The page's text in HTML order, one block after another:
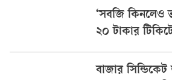
‘সবজি কিনলেও
২০ টাকার
বাজার